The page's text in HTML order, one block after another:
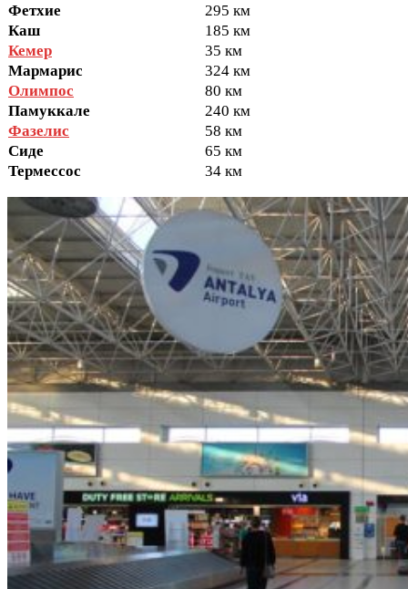
Фетхие
295 км
Каш
185 км
Кемер
35 км
Мармарис
324 км
Олимпос
80 км
Памуккале
240 км
Фазелис
58 км
Сиде
65 км
Термессос
34 км